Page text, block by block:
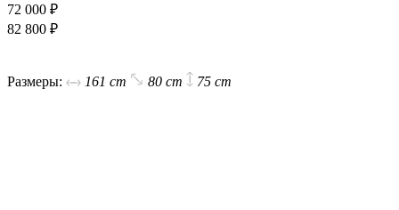
72 000 ₽
82 800 ₽
Размеры:
161 cm 80 cm 75 cm